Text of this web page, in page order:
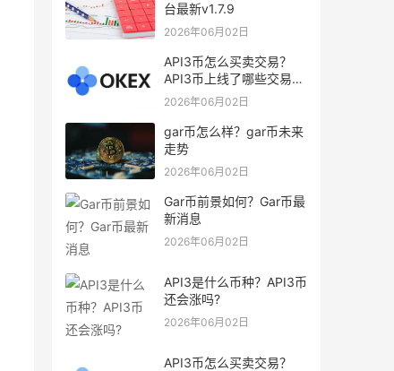
台最新v1.7.9
2026年06月02日
API3币怎么买卖交易？
API3币上线了哪些交易
所？
2026年06月02日
gar币怎么样？gar币未来
走势
2026年06月02日
Gar币前景如何？Gar币最
新消息
2026年06月02日
API3是什么币种？API3币
还会涨吗?
2026年06月02日
API3币怎么买卖交易？